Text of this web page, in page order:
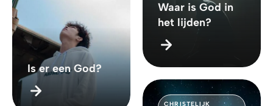
Is er een God?
Waar is God in
het lijden?
CHRISTELIJK